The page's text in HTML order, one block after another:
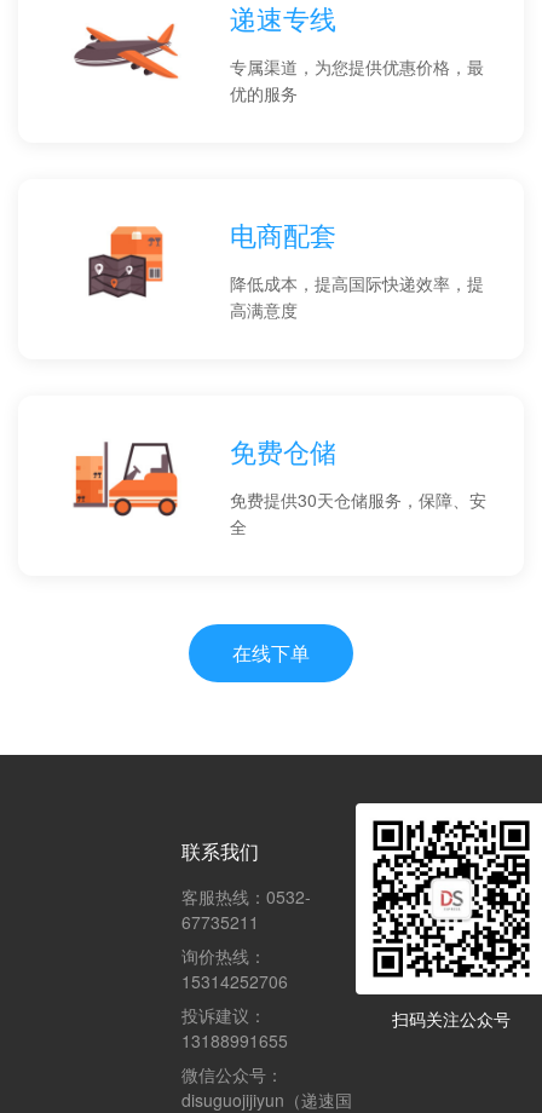
递速专线
专属渠道，为您提供优惠价格，最
优的服务
电商配套
降低成本，提高国际快递效率，提
高满意度
免费仓储
免费提供30天仓储服务，保障、安
全
在线下单
联系我们
客服热线：0532-
67735211
询价热线：
15314252706
投诉建议：
13188991655
微信公众号：
disuguojijiyun（递速国
扫码关注公众号